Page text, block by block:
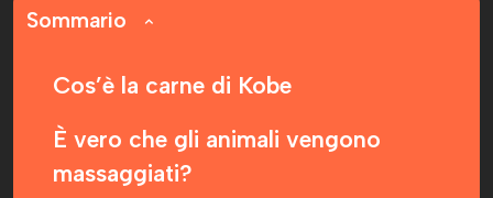
Sommario
Cos’è la carne di Kobe
È vero che gli animali vengono
massaggiati?